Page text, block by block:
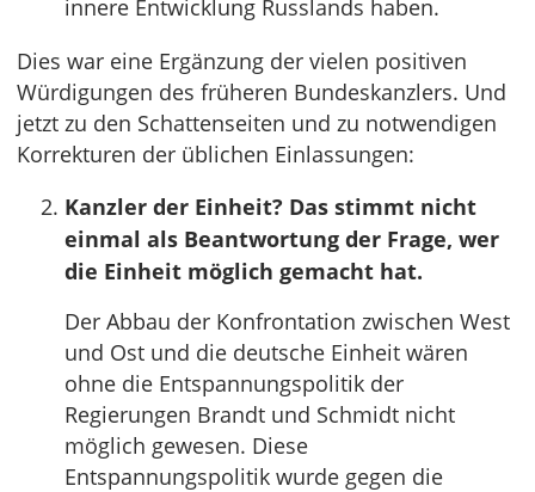
innere Entwicklung Russlands haben.
Dies war eine Ergänzung der vielen positiven
Würdigungen des früheren Bundeskanzlers. Und
jetzt zu den Schattenseiten und zu notwendigen
Korrekturen der üblichen Einlassungen:
Kanzler der Einheit? Das stimmt nicht
einmal als Beantwortung der Frage, wer
die Einheit möglich gemacht hat.
Der Abbau der Konfrontation zwischen West
und Ost und die deutsche Einheit wären
ohne die Entspannungspolitik der
Regierungen Brandt und Schmidt nicht
möglich gewesen. Diese
Entspannungspolitik wurde gegen die